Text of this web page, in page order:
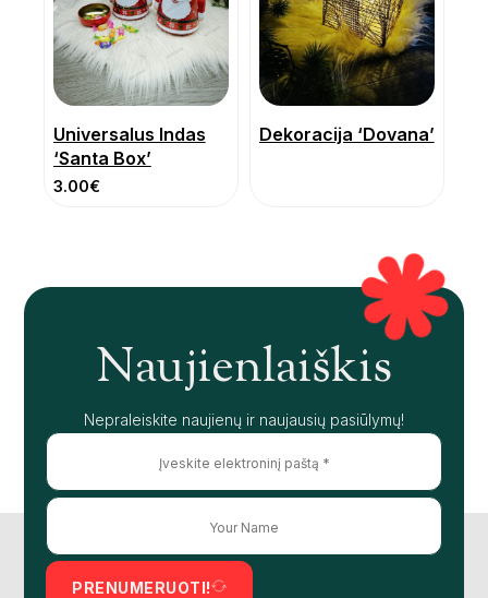
Universalus Indas
‘Santa Box’
3.00€
Dekoracija ‘Dovana’
Naujienlaiškis
Nepraleiskite naujienų ir naujausių pasiūlymų!
PRENUMERUOTI!